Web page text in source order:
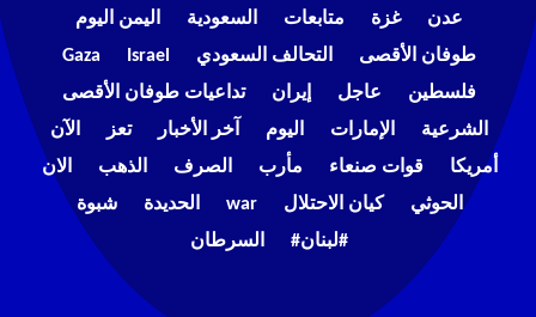
عدن
غزة متابعات السعودية
اليمن اليوم
طوفان الأقصى
التحالف السعودي Israel
Gaza
فلسطين
عاجل إيران
تداعيات طوفان الأقصى
الشرعية
الإمارات اليوم آخر الأخبار تعز
الآن
أمريكا
قوات صنعاء مأرب الصرف الذهب
الان
الحوثي
كيان الاحتلال war الحديدة
شبوة
#لبنان#
السرطان